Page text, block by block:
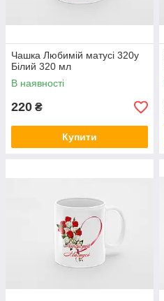
Чашка Любимій матусі 320у
Білий 320 мл
В наявності
220 ₴
Купити